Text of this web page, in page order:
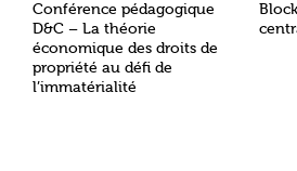
Conférence pédagogique
D&C – La théorie
économique des droits de
propriété au défi de
l’immatérialité